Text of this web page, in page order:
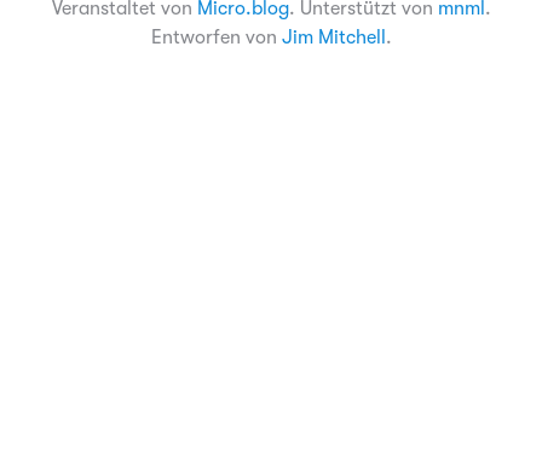
Veranstaltet von Micro.blog. Unterstützt von mnml .
Entworfen von Jim Mitchell .